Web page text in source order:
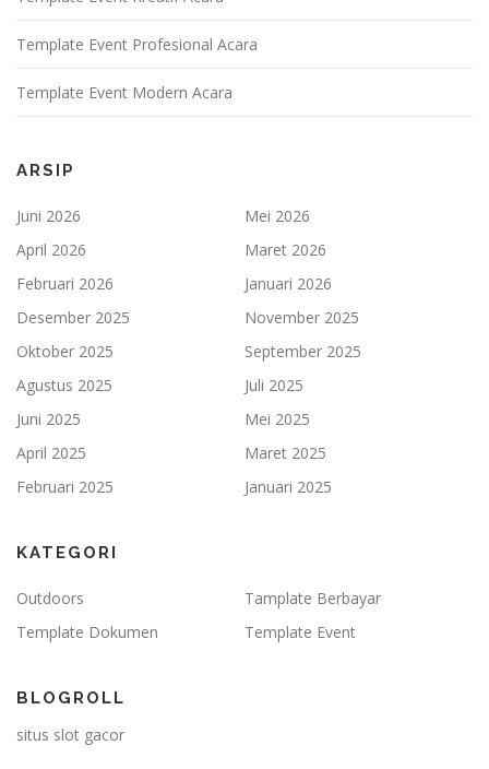
Template Event Profesional Acara
Template Event Modern Acara
ARSIP
Juni 2026
Mei 2026
April 2026
Maret 2026
Februari 2026
Januari 2026
Desember 2025
November 2025
Oktober 2025
September 2025
Agustus 2025
Juli 2025
Juni 2025
Mei 2025
April 2025
Maret 2025
Februari 2025
Januari 2025
KATEGORI
Outdoors
Tamplate Berbayar
Template Dokumen
Template Event
BLOGROLL
situs slot gacor